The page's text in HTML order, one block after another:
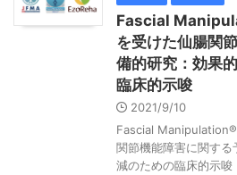
Fascial
を受けた仙腸関
備的研究：効果
臨床的示唆
2021/9/10
Fascial
関節機能障害に関す
減のための臨床的示